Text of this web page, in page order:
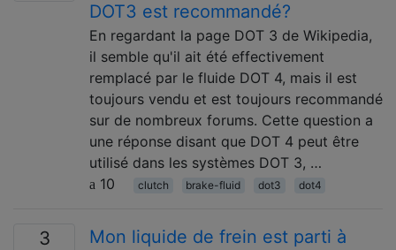
DOT3 est recommandé?
En regardant la page DOT 3 de Wikipedia,
il semble qu'il ait été effectivement
remplacé par le fluide DOT 4, mais il est
toujours vendu et est toujours recommandé
sur de nombreux forums. Cette question a
une réponse disant que DOT 4 peut être
utilisé dans les systèmes DOT 3, …
10
clutch brake-fluid dot3 dot4
3
Mon liquide de frein est parti à